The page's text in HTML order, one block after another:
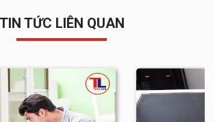
TIN TỨC LIÊN QUAN